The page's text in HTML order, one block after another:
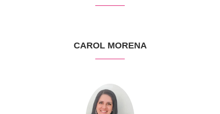
CAROL MORENA